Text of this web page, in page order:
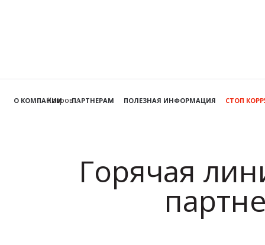
Ковров
О КОМПАНИИ ПАРТНЕРАМ ПОЛЕЗНАЯ ИНФОРМАЦИЯ СТОП
Горячая